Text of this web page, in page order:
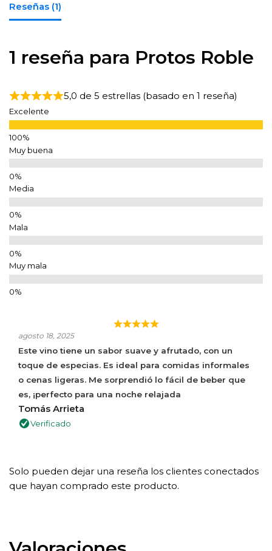
Reseñas (1)
1 reseña para Protos Roble
5,0 de 5 estrellas (basado en 1 reseña)
Excelente
Muy buena
Media
Mala
Muy mala
agosto 18, 2025
Este vino tiene un sabor suave y afrutado, con un
toque de especias. Es ideal para comidas informales
o cenas ligeras. Me sorprendió lo fácil de beber que
es, ¡perfecto para una noche relajada
Tomás Arrieta
Verificado
Solo pueden dejar una reseña los clientes conectados
que hayan comprado este producto.